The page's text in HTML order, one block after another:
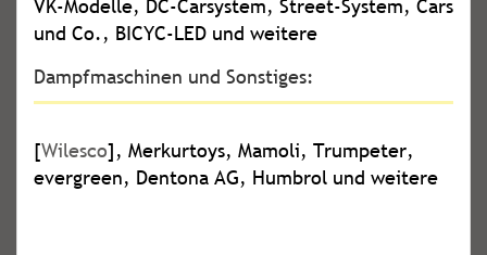
VK-Modelle, DC-Carsystem, Street-System, Cars
und Co., BICYC-LED und weitere
Dampfmaschinen und Sonstiges:
[Wilesco], Merkurtoys, Mamoli, Trumpeter,
evergreen, Dentona AG, Humbrol und weitere